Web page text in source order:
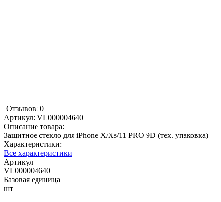
Отзывов: 0
Артикул: VL000004640
Описание товара:
Защитное стекло для iPhone X/Xs/11 PRO 9D (тех. упаковка)
Характеристики:
Все характеристики
Артикул
VL000004640
Базовая единица
шт